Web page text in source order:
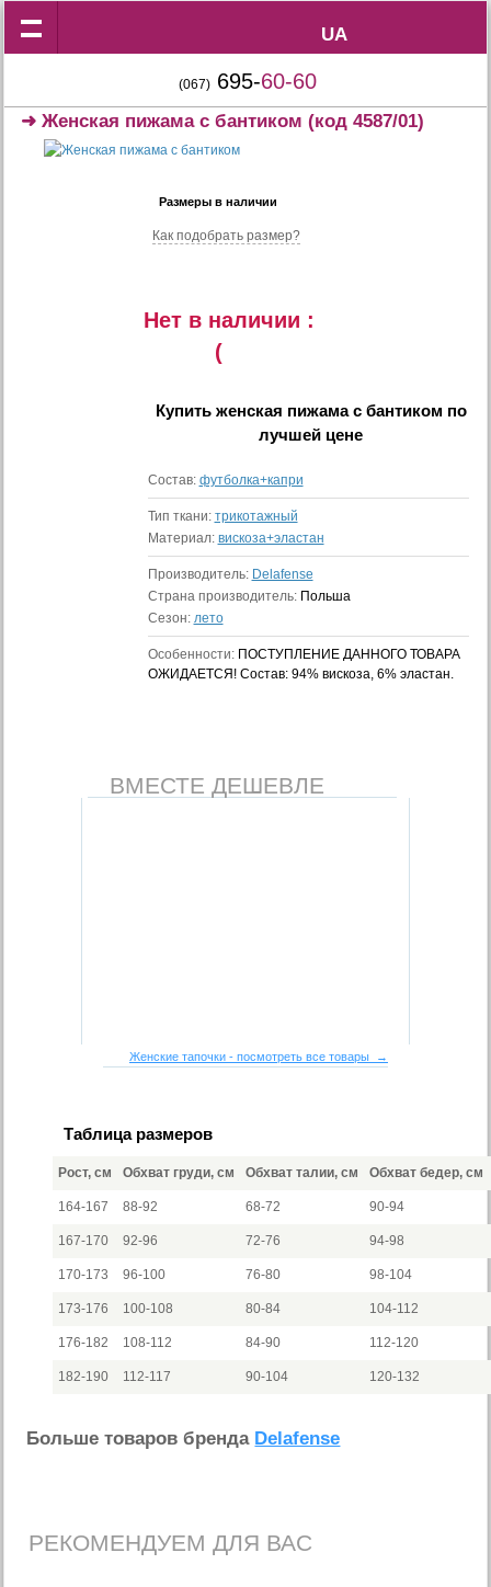
UA
UA
(067) 695-60-60
➜Женская пижама с бантиком (код 4587/01)
Размеры в наличии
Как подобрать размер?
Нет в наличии :
(
Купить женская пижама с бантиком по
лучшей цене
Состав: футболка+капри
Тип ткани: трикотажный
Материал: вискоза+эластан
Производитель: Delafense
Страна производитель: Польша
Сезон: лето
Особенности: ПОСТУПЛЕНИЕ ДАННОГО ТОВАРА
ОЖИДАЕТСЯ! Состав: 94% вискоза, 6% эластан.
ВМЕСТЕ ДЕШЕВЛЕ
Женские тапочки - посмотреть все товары →
Таблица размеров
Рост, см Обхват груди, см Обхват талии, см Обхват бедер, см
164-167 88-92 68-72 90-94
167-170 92-96 72-76 94-98
170-173 96-100 76-80 98-104
173-176 100-108 80-84 104-112
176-182 108-112 84-90 112-120
182-190 112-117 90-104 120-132
Больше товаров бренда Delafense
РЕКОМЕНДУЕМ ДЛЯ ВАС